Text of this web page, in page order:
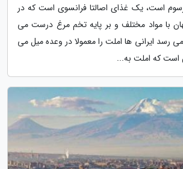
است، یک غذای اصالتا فرانسوی است که در
با مواد مختلف و بر پایه تخم مرغ درست می
رسد ایرانی ها املت را معمولا در وعده میل می
است که املت به...